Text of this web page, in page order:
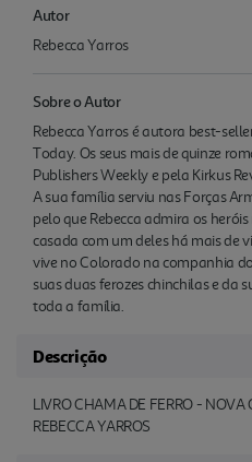
Autor
Rebecca Yarros
Sobre o Autor
Rebecca Yarros é autora best-
Today. Os seus mais de quinze
Publishers Weekly e pela Kirkus
A sua família serviu nas Forças
pelo que Rebecca admira os
casada com um deles há mais de
vive no Colorado na companhia
suas duas ferozes chinchilas e da
toda a família.
Descrição
LIVRO CHAMA DE FERRO - NOVA
REBECCA YARROS